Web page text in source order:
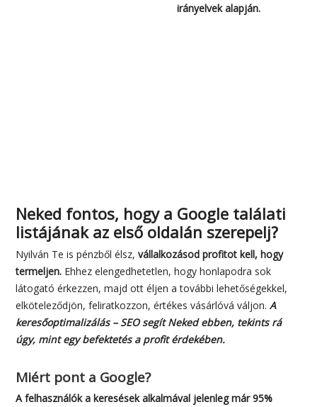
irányelvek alapján.
Neked fontos, hogy a Google találati
listájának az első oldalán szerepelj?
Nyilván Te is pénzből élsz, vállalkozásod profitot kell, hogy
termeljen. Ehhez elengedhetetlen, hogy honlapodra sok
látogató érkezzen, majd ott éljen a további lehetőségekkel,
elköteleződjön, feliratkozzon, értékes vásárlóvá váljon. A
keresőoptimalizálás – SEO segít Neked ebben, tekints rá
úgy, mint egy befektetés a profit érdekében.
Miért pont a Google?
A felhasználók a keresések alkalmával jelenleg már 95%